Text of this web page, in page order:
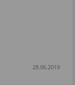
28.06.2019